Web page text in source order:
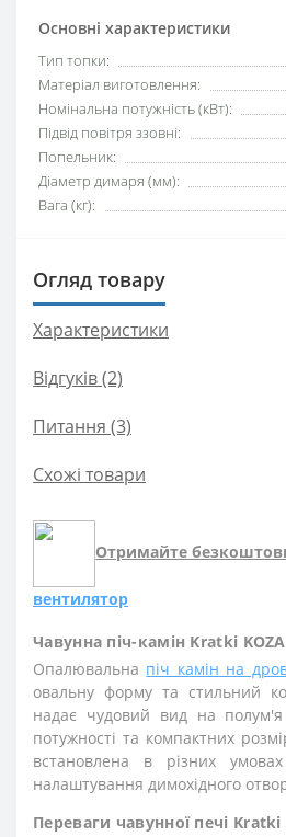
Основні характеристики
Тип топки:
Матеріал виготовлення:
Номінальна потужність (кВт):
Підвід повітря ззовні:
Попельник:
Діаметр димаря (мм):
Вага (кг):
Огляд товару
Характеристики
Відгуків (2)
Питання (3)
Схожі товари
Отримайте
вентилятор
Чавунна піч-камін Kratki
Опалювальна піч камін на
овальну форму та стильний
надає чудовий вид на полум'я
потужності та компактних
встановлена в різних
налаштування димохідного
Переваги чавунної печі Kratki